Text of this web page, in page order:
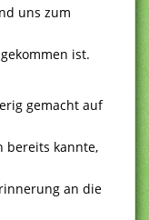
uns zum
ist.
gemacht auf
bereits kannte,
an die